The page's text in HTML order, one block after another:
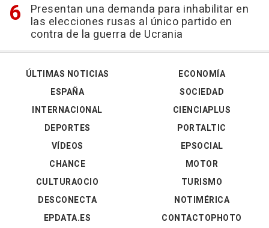
Presentan una demanda para inhabilitar en
las elecciones rusas al único partido en
contra de la guerra de Ucrania
ÚLTIMAS NOTICIAS
ESPAÑA
INTERNACIONAL
DEPORTES
VÍDEOS
ECONOMÍA
SOCIEDAD
CIENCIAPLUS
PORTALTIC
EPSOCIAL
CHANCE
CULTURAOCIO
DESCONECTA
EPDATA.ES
MOTOR
TURISMO
NOTIMÉRICA
CONTACTOPHOTO